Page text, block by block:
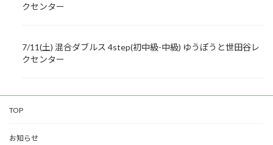
クセンター
7/11(土) 混合ダブルス 4step(初中級-中級) ゆうぽうと世田谷レ
クセンター
TOP
お知らせ